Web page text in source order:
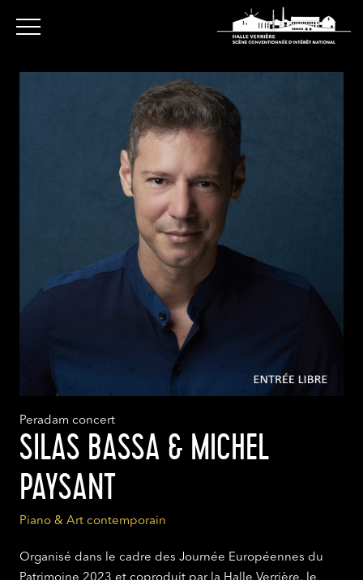
Peradam concert
SILAS BASSA & MICHEL
PAYSANT
Piano & Art contemporain
Organisé dans le cadre des Journée Européennes du